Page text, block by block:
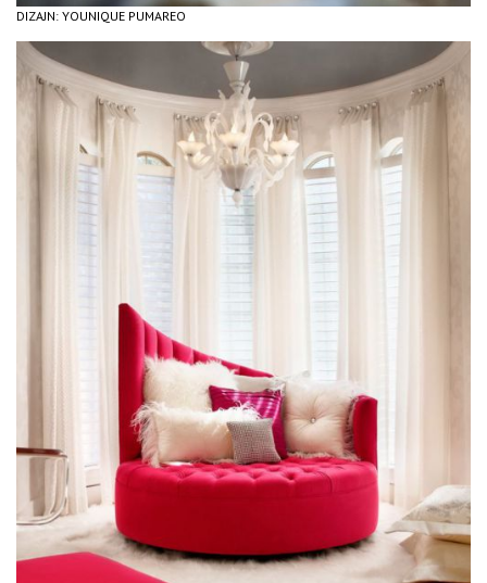
DIZAJN: YOUNIQUE PUMAREO